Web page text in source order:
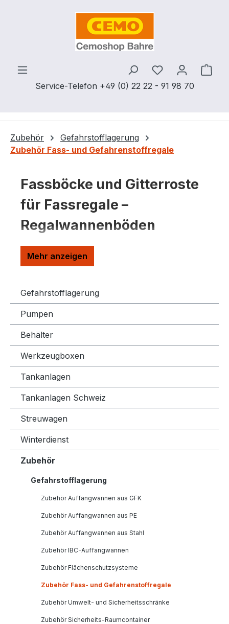
Zum Hauptinhalt springen
Service-Telefon +49 (0) 22 22 - 91 98 70
Du hast 0
Zubehör
Gefahrstofflagerung
Zubehör Fass- und Gefahrenstoffregale
Fassböcke und Gitterroste
für Fassregale –
Regalwannenböden
Gefahrstofflagerung
Pumpen
Behälter
Werkzeugboxen
Tankanlagen
Tankanlagen Schweiz
Streuwagen
Winterdienst
Zubehör
Gefahrstofflagerung
Zubehör Auffangwannen aus GFK
Zubehör Auffangwannen aus PE
Zubehör Auffangwannen aus Stahl
Zubehör IBC-Auffangwannen
Zubehör Flächenschutzsysteme
Zubehör Fass- und Gefahrenstoffregale
Zubehör Umwelt- und Sicherheitsschränke
Zubehör Sicherheits-Raumcontainer